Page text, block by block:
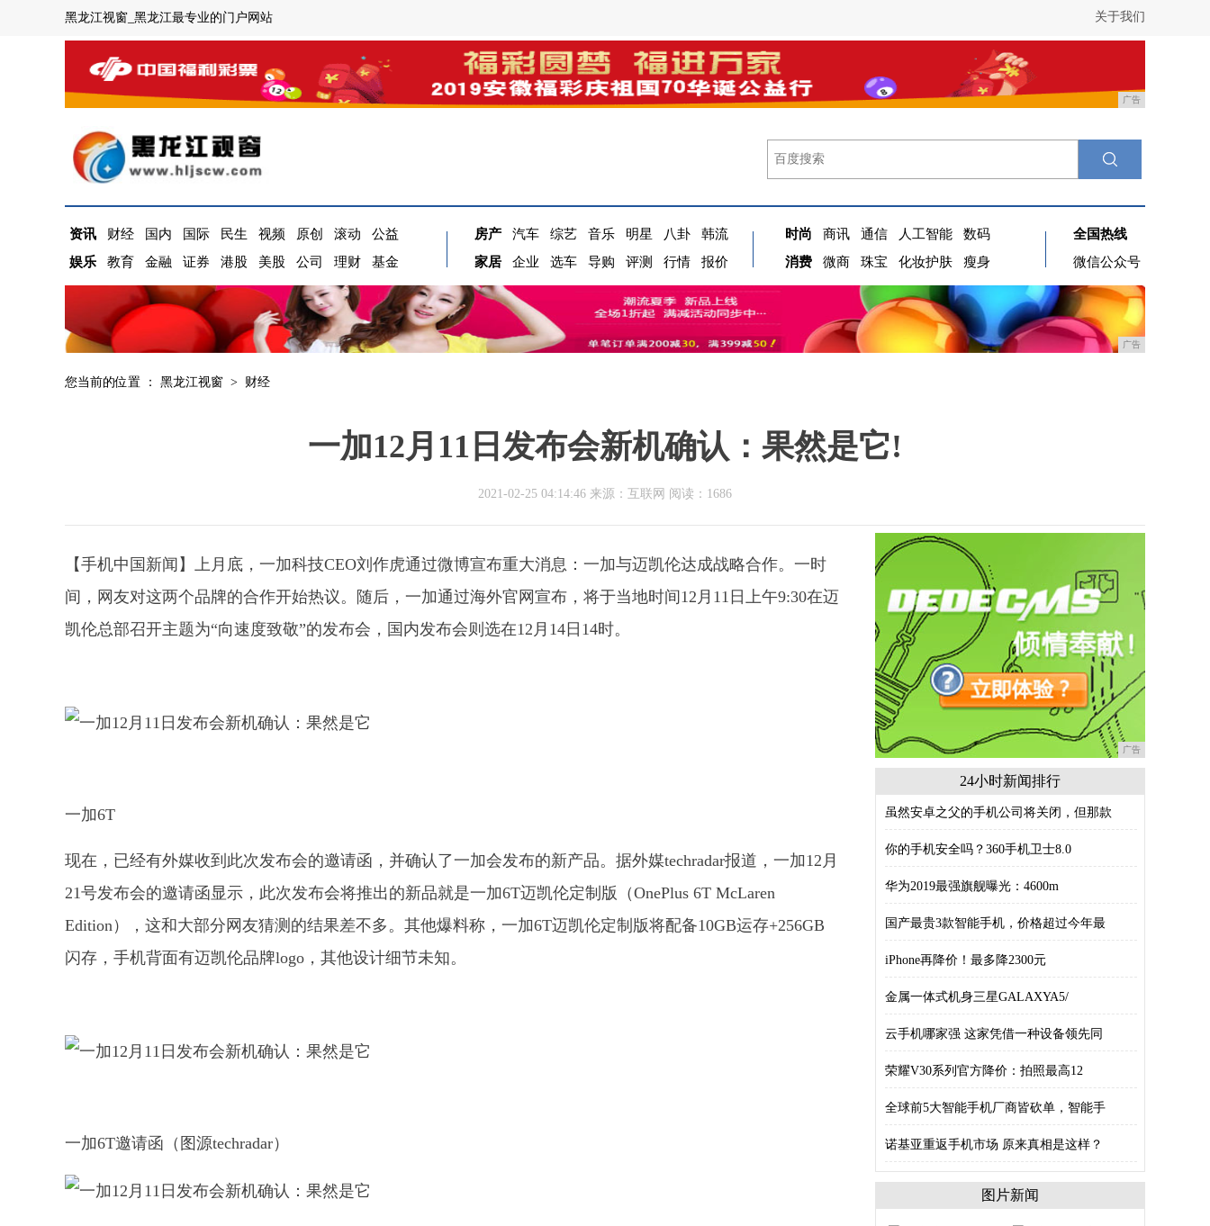
关于我们
黑龙江视窗_黑龙江最专业的门户网站
广告
资讯 财经 国内 国际 民生 视频 原创 滚动
公益
娱乐
教育 金融 证券 港股 美股 公司 理财 基金
房产 汽车 综艺 音乐 明星 八卦
韩流
家居
企业 选车 导购 评测 行情 报价
时尚 商讯 通信 人工智能
数码
消费
微商 珠宝 化妆护肤 瘦身
全国热线
微信公众号
广告
您当前的位置 ： 黑龙江视窗 > 财经
一加12月11日发布会新机确认：果然是它!
2021-02-25 04:14:46 来源：互联网 阅读：1686
【手机中国新闻】上月底，一加科技CEO刘作虎通过微博宣布重大消息：一加与迈凯伦达成战略合作。一时
间，网友对这两个品牌的合作开始热议。随后，一加通过海外官网宣布，将于当地时间12月11日上午9:30在迈
凯伦总部召开主题为“向速度致敬”的发布会，国内发布会则选在12月14日14时。
一加6T
现在，已经有外媒收到此次发布会的邀请函，并确认了一加会发布的新产品。据外媒techradar报道，一加12月
21号发布会的邀请函显示，此次发布会将推出的新品就是一加6T迈凯伦定制版（OnePlus 6T McLaren
Edition），这和大部分网友猜测的结果差不多。其他爆料称，一加6T迈凯伦定制版将配备10GB运存+256GB
闪存，手机背面有迈凯伦品牌logo，其他设计细节未知。
一加6T邀请函（图源techradar）
广告
24小时新闻排行
虽然安卓之父的手机公司将关闭，但那款
你的手机安全吗？360手机卫士8.0
华为2019最强旗舰曝光：4600m
国产最贵3款智能手机，价格超过今年最
iPhone再降价！最多降2300元
金属一体式机身三星GALAXYA5/
云手机哪家强 这家凭借一种设备领先同
荣耀V30系列官方降价：拍照最高12
全球前5大智能手机厂商皆砍单，智能手
诺基亚重返手机市场 原来真相是这样？
图片新闻